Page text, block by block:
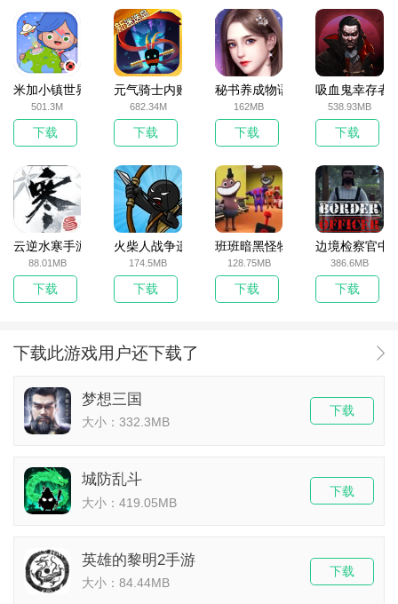
米加小镇世界2025官方版
501.3M
下载
元气骑士内购破解版
682.34M
下载
秘书养成物语
162MB
下载
吸血鬼幸存者
538.93MB
下载
云逆水寒手游
88.01MB
下载
火柴人战争遗产无敌版
174.5MB
下载
班班暗黑怪物生存挑战5
128.75MB
下载
边境检察官中
386.6MB
下载
下载此游戏用户还下载了
梦想三国
大小：332.3MB
下载
城防乱斗
大小：419.05MB
下载
英雄的黎明2手游
大小：84.44MB
下载